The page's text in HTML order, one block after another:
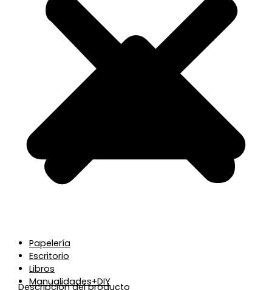
Papelería
Escritorio
Libros
Manualidades+DIY
Descripción del producto